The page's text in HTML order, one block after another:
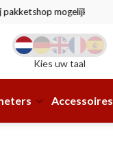
mogelijk!
Kies uw taal
Accessoires